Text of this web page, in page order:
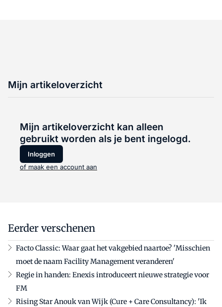
Mijn artikeloverzicht
Mijn artikeloverzicht kan alleen
gebruikt worden als je bent ingelogd.
Inloggen
of maak een account aan
Eerder verschenen
Facto Classic: Waar gaat het vakgebied naartoe? 'Misschien
moet de naam Facility Management veranderen'
Regie in handen: Enexis introduceert nieuwe strategie voor
FM
Rising Star Anouk van Wijk (Cure + Care Consultancy): 'Ik